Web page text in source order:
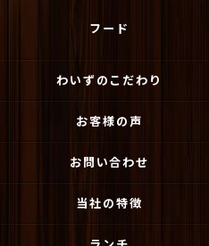
フード
わいずのこだわり
お客様の声
お問い合わせ
当社の特徴